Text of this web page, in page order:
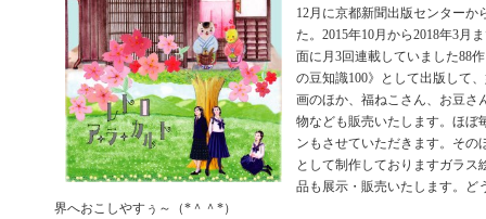
12月に京都新聞出版センターか
た。2015年10月から2018年3月
面に月3回連載していました88
の豆知識100》として出版して
画のほか、福ねこさん、お豆さ
物なども販売いたします。ほぼ
ンもさせていただきます。その
として制作しておりますガラス
品も展示・販売いたします。ど
界へおこしやすぅ～（*＾＾*）